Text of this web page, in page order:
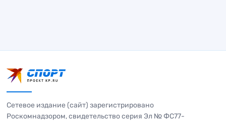
Сетевое издание (сайт) зарегистрировано
Роскомнадзором, свидетельство серия Эл № ФС77-